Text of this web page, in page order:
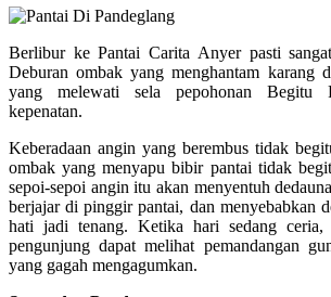
Berlibur ke Pantai Carita Anyer pasti
Deburan ombak yang menghantam karang
yang melewati sela pepohonan Begitu
kepenatan.
Keberadaan angin yang berembus tidak
ombak yang menyapu bibir pantai tidak
sepoi-sepoi angin itu akan menyentuh
berjajar di pinggir pantai, dan menyebabkan
hati jadi tenang. Ketika hari sedang ceria,
pengunjung dapat melihat pemandangan
yang gagah mengagumkan.